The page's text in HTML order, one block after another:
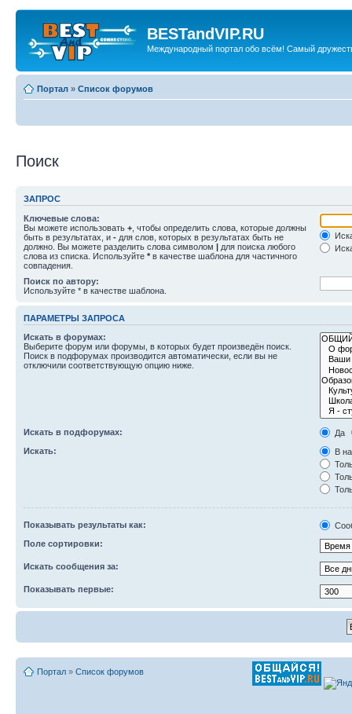
BESTandVIP.RU
Международный портал обо всём! Самый
Портал » Список форумов
Поиск
ЗАПРОС
Ключевые слова:
Вы можете использовать + , чтобы определить слова, которые должны
быть в результатах, и - для слов, которых в результатах быть не
должно. Вы можете разделить слова символом | для поиска любого
слова из списка. Используйте * в качестве шаблона для частичного
совпадения.
Поиск по автору:
Используйте * в качестве шаблона.
ПАРАМЕТРЫ ЗАПРОСА
Искать в форумах:
Выберите форум или форумы, в которых будет произведён поиск.
Поиск в подфорумах производится автоматически, если вы не
отключили соответствующую опцию ниже.
Искать в подфорумах:
Да
Искать:
В
Показывать результаты как:
Поле сортировки:
Искать сообщения за:
Показывать первые:
Портал » Список форумов